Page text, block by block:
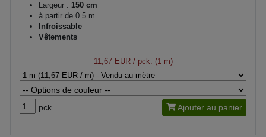
Largeur : 150 cm
à partir de 0.5 m
Infroissable
Vêtements
11,67 EUR/ pck. (1 m)
pck. Ajouter au panier